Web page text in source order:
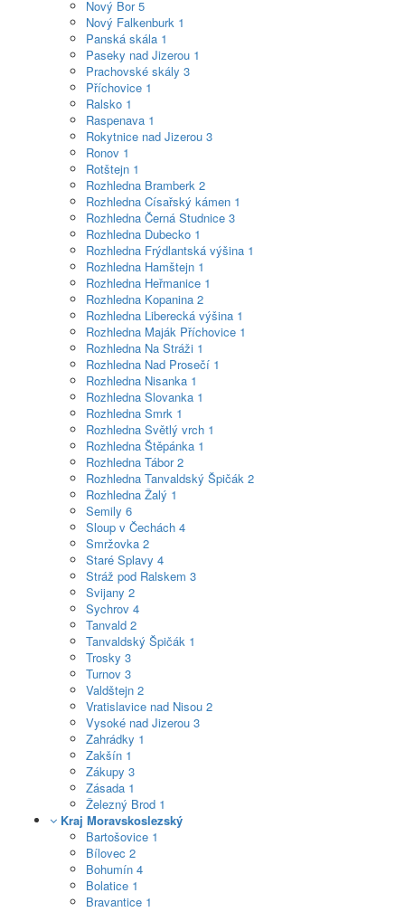
Nový Bor5
Nový Falkenburk 1
Panská skála 1
Paseky nad Jizerou 1
Prachovské skály 3
Příchovice 1
Ralsko 1
Raspenava 1
Rokytnice nad Jizerou 3
Ronov 1
Rotštejn 1
Rozhledna Bramberk 2
Rozhledna Císařský kámen 1
Rozhledna Černá Studnice 3
Rozhledna Dubecko 1
Rozhledna Frýdlantská výšina 1
Rozhledna Hamštejn 1
Rozhledna Heřmanice 1
Rozhledna Kopanina 2
Rozhledna Liberecká výšina 1
Rozhledna Maják Příchovice 1
Rozhledna Na Stráži 1
Rozhledna Nad Prosečí 1
Rozhledna Nisanka 1
Rozhledna Slovanka 1
Rozhledna Smrk 1
Rozhledna Světlý vrch 1
Rozhledna Štěpánka 1
Rozhledna Tábor2
Rozhledna Tanvaldský Špičák 2
Rozhledna Žalý 1
Semily 6
Sloup v Čechách 4
Smržovka 2
Staré Splavy 4
Stráž pod Ralskem 3
Svijany 2
Sychrov 4
Tanvald 2
Tanvaldský Špičák 1
Trosky 3
Turnov 3
Valdštejn 2
Vratislavice nad Nisou 2
Vysoké nad Jizerou 3
Zahrádky 1
Zakšín 1
Zákupy 3
Zásada 1
Železný Brod 1
Kraj Moravskoslezský
Bartošovice 1
Bílovec 2
Bohumín 4
Bolatice 1
Bravantice 1